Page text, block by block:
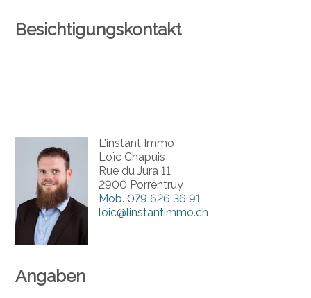
Besichtigungskontakt
L'instant Immo
Loïc Chapuis
Rue du Jura 11
2900 Porrentruy
Mob. 079 626 36 91
loic@linstantimmo.ch
Angaben